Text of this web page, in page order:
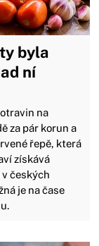
byla
ní
na
za pár korun a
řepě, která
získává
českých
je na čase